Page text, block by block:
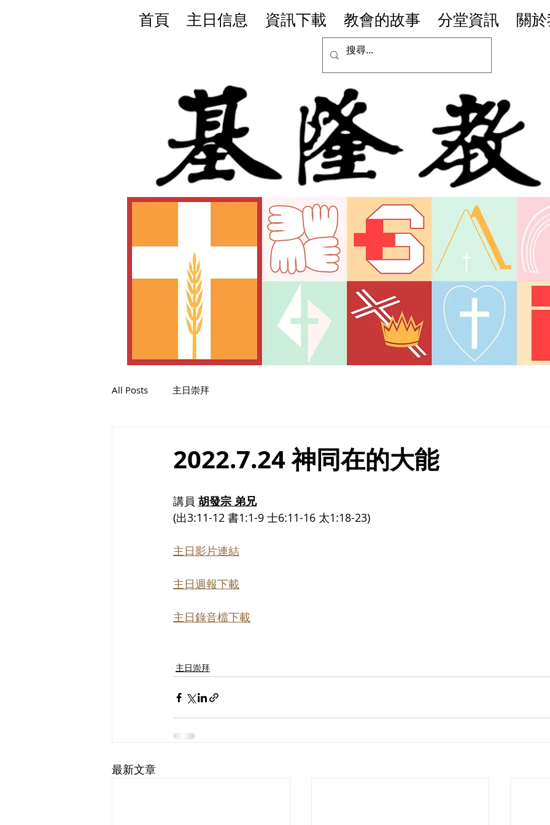
首頁 主日信息 資訊下載 教會的故事 分堂資訊 關
All Posts 主日崇拜
2022.7.24 神同在的大能
講員 胡發宗 弟兄
(出3:11-12 書1:1-9 士6:11-16 太1:18-23)
主日影片連結
主日週報下載
主日錄音檔下載
主日崇拜
最新文章